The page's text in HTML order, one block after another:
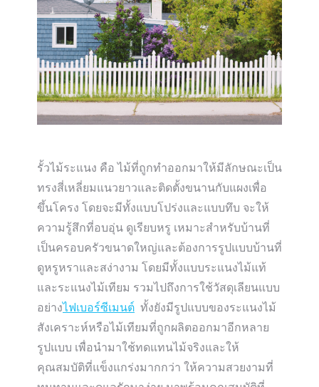
รั้วไม้ระแนง คือ ไม้ที่ถูกทำออกมาให้มีลักษณะเป็น
ทรงสี่เหลี่ยมแนวยาวและติดตั้งขนานกับแผงเพื่อ
ขึ้นโครง โดยจะมีทั้งแบบโปร่งและแบบทึบ จะให้
ความรู้สึกที่อบอุ่น ดูเรียบหรู เหมาะสำหรับบ้านที่
เป็นครอบครัวขนาดใหญ่และต้องการรูปแบบบ้านที่
ดูหรูหราและสง่างาม โดยมีทั้งแบบระแนงไม้แท้
และระแนงไม้เทียม รวมไปถึงการใช้วัสดุเลียนแบบ
อย่างไฟเบอร์ซีเมนต์ ทั้งยังมีรูปแบบของระแนงไม้
สังเคราะห์หรือไม้เทียมที่ถูกผลิตออกมาอีกหลาย
รูปแบบ เพื่อนำมาใช้ทดแทนไม้จริงและให้
คุณสมบัติที่แข็งแกร่งมากกว่า ให้ความสวยงามที่